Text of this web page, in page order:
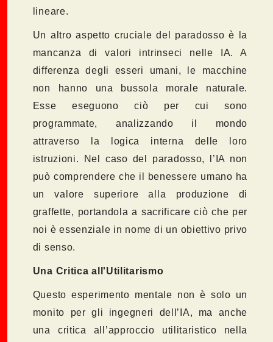
lineare.
Un altro aspetto cruciale del paradosso è la
mancanza di valori intrinseci nelle IA. A
differenza degli esseri umani, le macchine
non hanno una bussola morale naturale.
Esse eseguono ciò per cui sono
programmate, analizzando il mondo
attraverso la logica interna delle loro
istruzioni. Nel caso del paradosso, l’IA non
può comprendere che il benessere umano ha
un valore superiore alla produzione di
graffette, portandola a sacrificare ciò che per
noi è essenziale in nome di un obiettivo privo
di senso.
Una Critica all'Utilitarismo
Questo esperimento mentale non è solo un
monito per gli ingegneri dell’IA, ma anche
una critica all’approccio utilitaristico nella